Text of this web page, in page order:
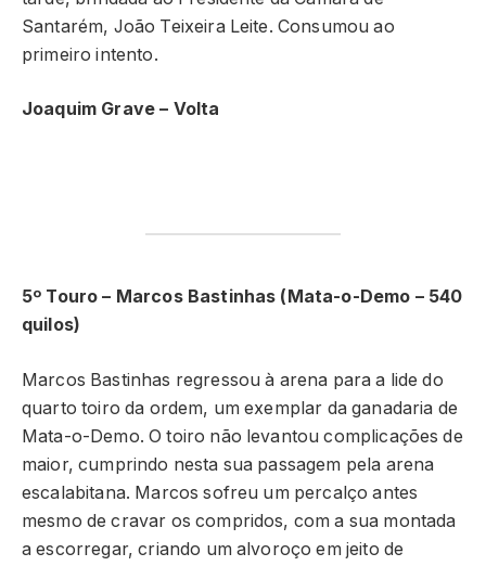
Santarém, João Teixeira Leite. Consumou ao
primeiro intento.
Joaquim Grave – Volta
5º Touro – Marcos Bastinhas (Mata-o-Demo – 540
quilos)
Marcos Bastinhas regressou à arena para a lide do
quarto toiro da ordem, um exemplar da ganadaria de
Mata-o-Demo. O toiro não levantou complicações de
maior, cumprindo nesta sua passagem pela arena
escalabitana. Marcos sofreu um percalço antes
mesmo de cravar os compridos, com a sua montada
a escorregar, criando um alvoroço em jeito de